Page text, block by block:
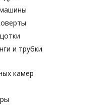
и трубки
камер